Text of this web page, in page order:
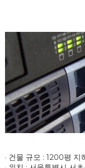
· 건물 규모 : 1200평